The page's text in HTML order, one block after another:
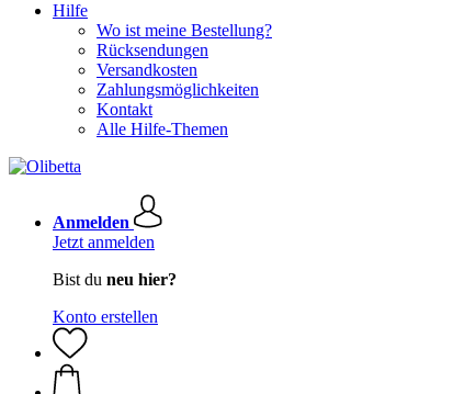
Hilfe
Wo ist meine Bestellung?
Rücksendungen
Versandkosten
Zahlungsmöglichkeiten
Kontakt
Alle Hilfe-Themen
Anmelden
Jetzt anmelden
Bist du neu hier?
Konto erstellen